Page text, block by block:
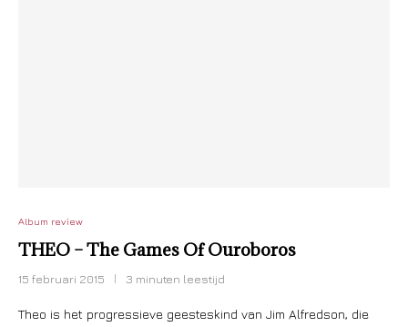
Album review
THEO – The Games Of Ouroboros
15 februari 2015 3 minuten leestijd
Theo is het progressieve geesteskind van Jim Alfredson, die